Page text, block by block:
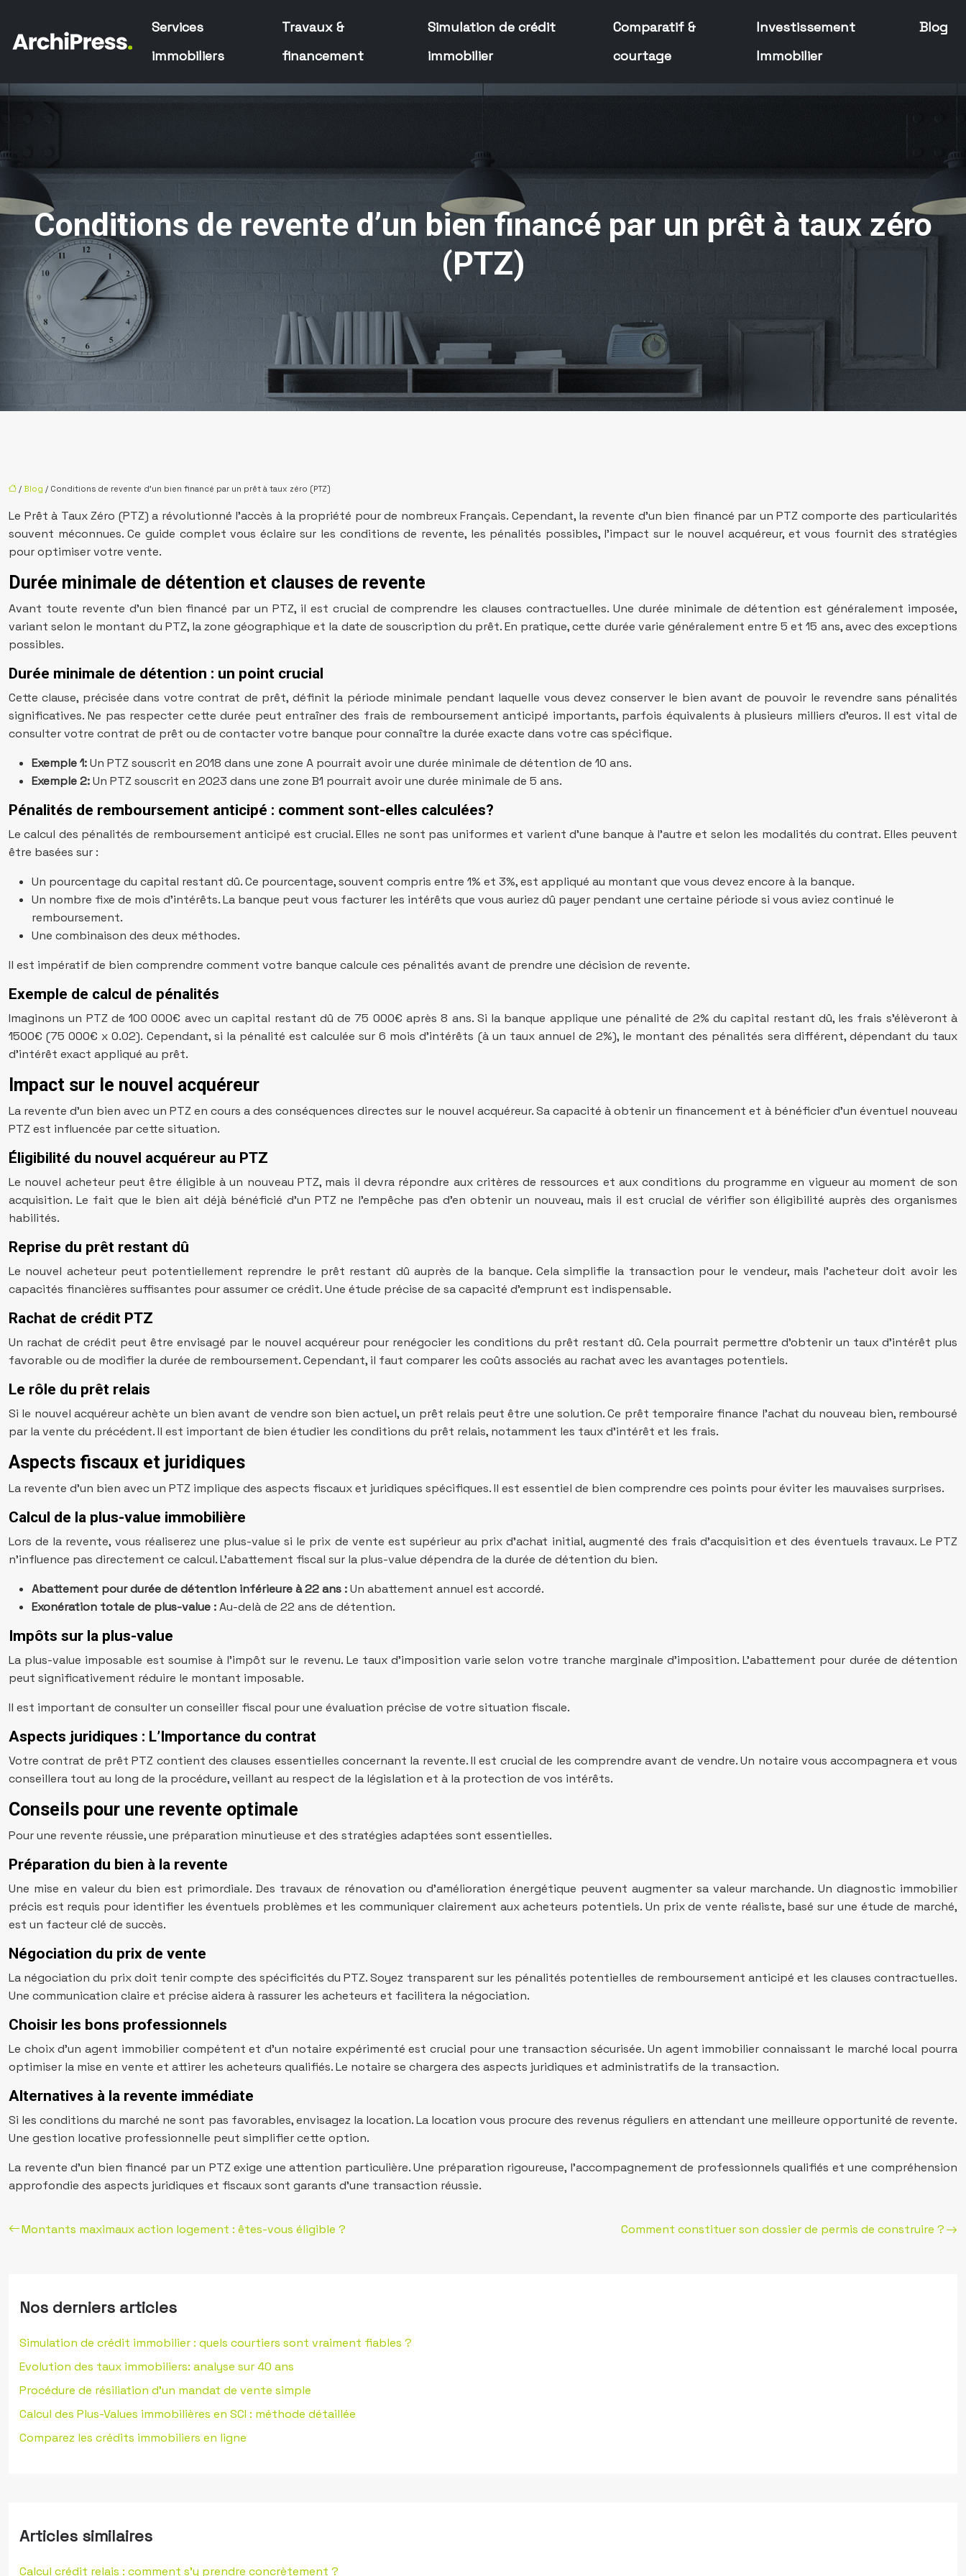
Services
immobiliers
Travaux &
financement
Simulation de crédit
immobilier
Comparatif &
courtage
Investissement
Immobilier
Blog
Conditions de revente d’un bien financé par un prêt à taux zéro
(PTZ)
/ Blog / Conditions de revente d’un bien financé par un prêt à taux zéro (PTZ)
Le Prêt à Taux Zéro (PTZ) a révolutionné l’accès à la propriété pour de nombreux Français. Cependant, la revente d’un bien financé par un PTZ comporte des particularités
souvent méconnues. Ce guide complet vous éclaire sur les conditions de revente, les pénalités possibles, l’impact sur le nouvel acquéreur, et vous fournit des stratégies
pour optimiser votre vente.
Durée minimale de détention et clauses de revente
Avant toute revente d’un bien financé par un PTZ, il est crucial de comprendre les clauses contractuelles. Une durée minimale de détention est généralement imposée,
variant selon le montant du PTZ, la zone géographique et la date de souscription du prêt. En pratique, cette durée varie généralement entre 5 et 15 ans, avec des exceptions
possibles.
Durée minimale de détention : un point crucial
Cette clause, précisée dans votre contrat de prêt, définit la période minimale pendant laquelle vous devez conserver le bien avant de pouvoir le revendre sans pénalités
significatives. Ne pas respecter cette durée peut entraîner des frais de remboursement anticipé importants, parfois équivalents à plusieurs milliers d’euros. Il est vital de
consulter votre contrat de prêt ou de contacter votre banque pour connaître la durée exacte dans votre cas spécifique.
Exemple 1:Un PTZ souscrit en 2018 dans une zone A pourrait avoir une durée minimale de détention de 10 ans.
Exemple 2:Un PTZ souscrit en 2023 dans une zone B1 pourrait avoir une durée minimale de 5 ans.
Pénalités de remboursement anticipé : comment sont-elles calculées?
Le calcul des pénalités de remboursement anticipé est crucial. Elles ne sont pas uniformes et varient d’une banque à l’autre et selon les modalités du contrat. Elles peuvent
être basées sur :
Un pourcentage du capital restant dû. Ce pourcentage, souvent compris entre 1% et 3%, est appliqué au montant que vous devez encore à la banque.
Un nombre fixe de mois d’intérêts. La banque peut vous facturer les intérêts que vous auriez dû payer pendant une certaine période si vous aviez continué le
remboursement.
Une combinaison des deux méthodes.
Il est impératif de bien comprendre comment votre banque calcule ces pénalités avant de prendre une décision de revente.
Exemple de calcul de pénalités
Imaginons un PTZ de 100 000€ avec un capital restant dû de 75 000€ après 8 ans. Si la banque applique une pénalité de 2% du capital restant dû, les frais s’élèveront à
1500€ (75 000€ x 0.02). Cependant, si la pénalité est calculée sur 6 mois d’intérêts (à un taux annuel de 2%), le montant des pénalités sera différent, dépendant du taux
d’intérêt exact appliqué au prêt.
Impact sur le nouvel acquéreur
La revente d’un bien avec un PTZ en cours a des conséquences directes sur le nouvel acquéreur. Sa capacité à obtenir un financement et à bénéficier d’un éventuel nouveau
PTZ est influencée par cette situation.
Éligibilité du nouvel acquéreur au PTZ
Le nouvel acheteur peut être éligible à un nouveau PTZ, mais il devra répondre aux critères de ressources et aux conditions du programme en vigueur au moment de son
acquisition. Le fait que le bien ait déjà bénéficié d’un PTZ ne l’empêche pas d’en obtenir un nouveau, mais il est crucial de vérifier son éligibilité auprès des organismes
habilités.
Reprise du prêt restant dû
Le nouvel acheteur peut potentiellement reprendre le prêt restant dû auprès de la banque. Cela simplifie la transaction pour le vendeur, mais l’acheteur doit avoir les
capacités financières suffisantes pour assumer ce crédit. Une étude précise de sa capacité d’emprunt est indispensable.
Rachat de crédit PTZ
Un rachat de crédit peut être envisagé par le nouvel acquéreur pour renégocier les conditions du prêt restant dû. Cela pourrait permettre d’obtenir un taux d’intérêt plus
favorable ou de modifier la durée de remboursement. Cependant, il faut comparer les coûts associés au rachat avec les avantages potentiels.
Le rôle du prêt relais
Si le nouvel acquéreur achète un bien avant de vendre son bien actuel, un prêt relais peut être une solution. Ce prêt temporaire finance l’achat du nouveau bien, remboursé
par la vente du précédent. Il est important de bien étudier les conditions du prêt relais, notamment les taux d’intérêt et les frais.
Aspects fiscaux et juridiques
La revente d’un bien avec un PTZ implique des aspects fiscaux et juridiques spécifiques. Il est essentiel de bien comprendre ces points pour éviter les mauvaises surprises.
Calcul de la plus-value immobilière
Lors de la revente, vous réaliserez une plus-value si le prix de vente est supérieur au prix d’achat initial, augmenté des frais d’acquisition et des éventuels travaux. Le PTZ
n’influence pas directement ce calcul. L’abattement fiscal sur la plus-value dépendra de la durée de détention du bien.
Abattement pour durée de détention inférieure à 22 ans :Un abattement annuel est accordé.
Exonération totale de plus-value :Au-delà de 22 ans de détention.
Impôts sur la plus-value
La plus-value imposable est soumise à l’impôt sur le revenu. Le taux d’imposition varie selon votre tranche marginale d’imposition. L’abattement pour durée de détention
peut significativement réduire le montant imposable.
Il est important de consulter un conseiller fiscal pour une évaluation précise de votre situation fiscale.
Aspects juridiques : L’Importance du contrat
Votre contrat de prêt PTZ contient des clauses essentielles concernant la revente. Il est crucial de les comprendre avant de vendre. Un notaire vous accompagnera et vous
conseillera tout au long de la procédure, veillant au respect de la législation et à la protection de vos intérêts.
Conseils pour une revente optimale
Pour une revente réussie, une préparation minutieuse et des stratégies adaptées sont essentielles.
Préparation du bien à la revente
Une mise en valeur du bien est primordiale. Des travaux de rénovation ou d’amélioration énergétique peuvent augmenter sa valeur marchande. Un diagnostic immobilier
précis est requis pour identifier les éventuels problèmes et les communiquer clairement aux acheteurs potentiels. Un prix de vente réaliste, basé sur une étude de marché,
est un facteur clé de succès.
Négociation du prix de vente
La négociation du prix doit tenir compte des spécificités du PTZ. Soyez transparent sur les pénalités potentielles de remboursement anticipé et les clauses contractuelles.
Une communication claire et précise aidera à rassurer les acheteurs et facilitera la négociation.
Choisir les bons professionnels
Le choix d’un agent immobilier compétent et d’un notaire expérimenté est crucial pour une transaction sécurisée. Un agent immobilier connaissant le marché local pourra
optimiser la mise en vente et attirer les acheteurs qualifiés. Le notaire se chargera des aspects juridiques et administratifs de la transaction.
Alternatives à la revente immédiate
Si les conditions du marché ne sont pas favorables, envisagez la location. La location vous procure des revenus réguliers en attendant une meilleure opportunité de revente.
Une gestion locative professionnelle peut simplifier cette option.
La revente d’un bien financé par un PTZ exige une attention particulière. Une préparation rigoureuse, l’accompagnement de professionnels qualifiés et une compréhension
approfondie des aspects juridiques et fiscaux sont garants d’une transaction réussie.
Montants maximaux action logement : êtes-vous éligible ? Comment constituer son dossier de permis de construire ?
Nos derniers articles
Simulation de crédit immobilier : quels courtiers sont vraiment fiables ?
Evolution des taux immobiliers: analyse sur 40 ans
Procédure de résiliation d’un mandat de vente simple
Calcul des Plus-Values immobilières en SCI : méthode détaillée
Comparez les crédits immobiliers en ligne
Articles similaires
Calcul crédit relais : comment s’y prendre concrètement ?